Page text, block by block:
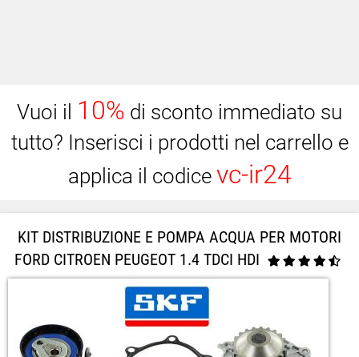
Vuoi il 10% di sconto immediato su
tutto? Inserisci i prodotti nel carrello e
applica il codice vc-ir24
KIT DISTRIBUZIONE E POMPA ACQUA PER MOTORI
FORD CITROEN PEUGEOT 1.4 TDCI HDI